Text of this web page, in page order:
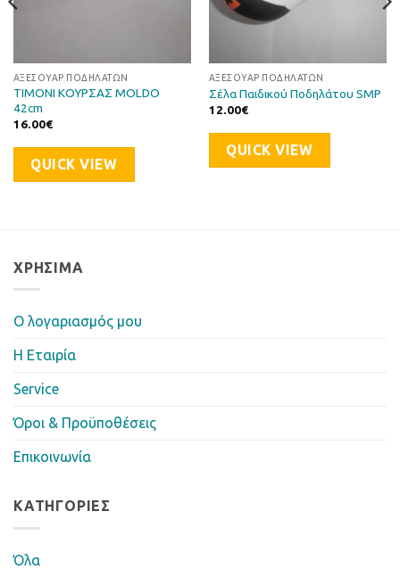
ΑΞΕΣΟΥΆΡ ΠΟΔΗΛΆΤΩΝ
ΤΙΜΟΝΙ ΚΟΥΡΣΑΣ MOLDO
42cm
16.00€
QUICK VIEW
ΑΞΕΣΟΥΆΡ ΠΟΔΗΛΆΤΩΝ
Σέλα Παιδικού Ποδηλάτου SMP
12.00€
QUICK VIEW
ΧΡΉΣΙΜΑ
Ο λογαριασμός μου
Η Eταιρία
Service
Όροι & Προϋποθέσεις
Επικοινωνία
ΚΑΤΗΓΟΡΊΕΣ
Όλα